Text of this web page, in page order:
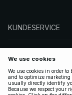
KUNDESERVICE
FØLG OSS